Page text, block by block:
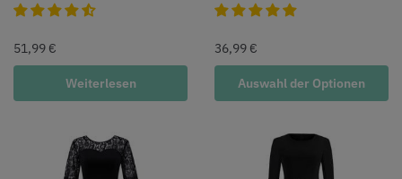
51,99 €
Weiterlesen
36,99 €
Auswahl der Optionen